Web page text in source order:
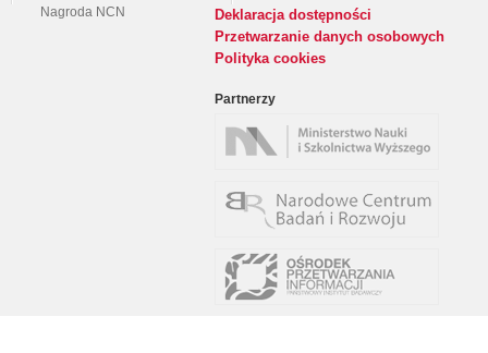
Nagroda NCN
Deklaracja dostępności
Przetwarzanie danych osobowych
Polityka cookies
Partnerzy